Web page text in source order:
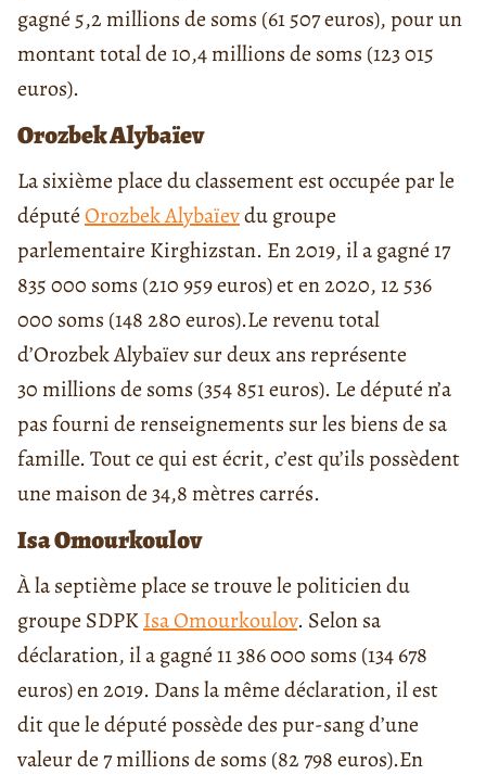
gagné 5,2 millions de soms (61 507 euros), pour un
montant total de 10,4 millions de soms (123 015
euros).
Orozbek Alybaïev
La sixième place du classement est occupée par le
députéOrozbek Alybaïevdu groupe
parlementaire Kirghizstan. En 2019, il a gagné 17
835 000 soms (210 959 euros) et en 2020, 12 536
000 soms (148 280 euros).Le revenu total
d’Orozbek Alybaïev sur deux ans représente
30 millions de soms (354 851 euros). Le député n’a
pas fourni de renseignements sur les biens de sa
famille. Tout ce qui est écrit, c’est qu’ils possèdent
une maison de 34,8 mètres carrés.
Isa Omourkoulov
À la septième place se trouve le politicien du
groupe SDPKIsa Omourkoulov. Selon sa
déclaration, il a gagné 11 386 000 soms (134 678
euros) en 2019. Dans la même déclaration, il est
dit que le député possède des pur-sang d’une
valeur de 7 millions de soms (82 798 euros).En